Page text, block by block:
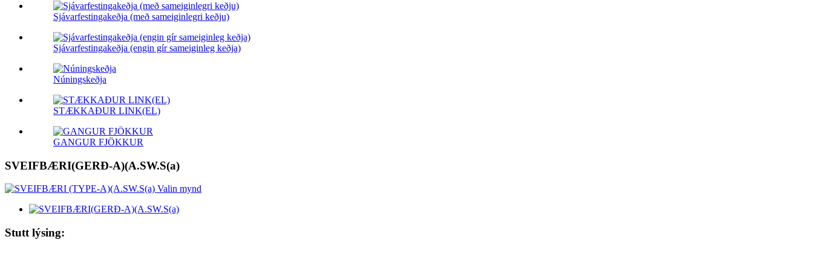
Sjávarfestingakeðja (með sameiginlegri keðju)
Sjávarfestingakeðja (engin gír sameiginleg keðja)
Núningskeðja
STÆKKAÐUR LINK(EL)
GANGUR FJÖKKUR
SVEIFBÆRI(GERÐ-A)(A.SW.S(a)
Stutt lýsing: